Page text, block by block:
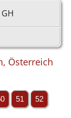
Österreich
51
52